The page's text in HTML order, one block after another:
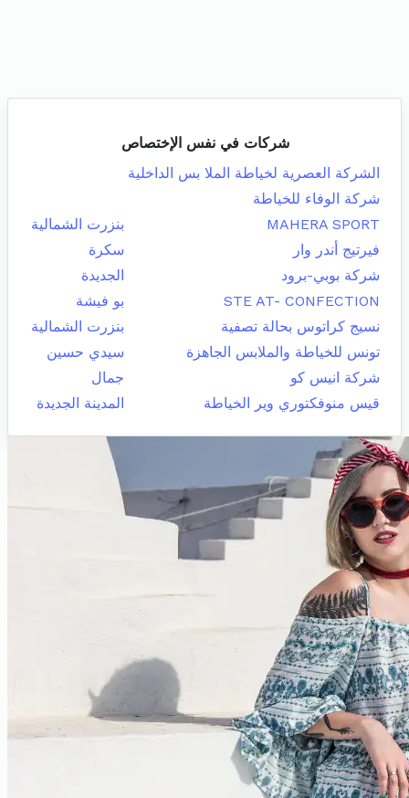
شركات في نفس الإختصاص
الشركة العصرية لخياطة الملا بس الداخلية
شركة الوفاء للخياطة
MAHERA SPORT
بنزرت الشمالية
فيرتيج أندر وار
سكرة
شركة بوبي-برود
الجديدة
STE AT- CONFECTION
بو فيشة
نسيج كراتوس بحالة تصفية
بنزرت الشمالية
تونس للخياطة والملابس الجاهزة
سيدي حسين
شركة انيس كو
جمال
قيس منوفكتوري وير الخياطة
المدينة الجديدة